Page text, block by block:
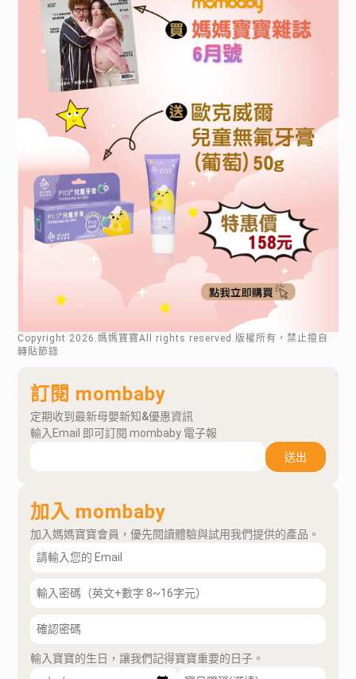
Copyright 2026 .媽媽寶寶All rights reserved.版權所有，禁止擅自
轉貼節錄
訂閱 mombaby
定期收到最新母嬰新知&優惠資訊
輸入Email 即可訂閱 mombaby 電子報
送出
加入 mombaby
加入媽媽寶寶會員，優先閱讀體驗與試用我們提供的產品。
輸入寶寶的生日，讓我們記得寶寶重要的日子。